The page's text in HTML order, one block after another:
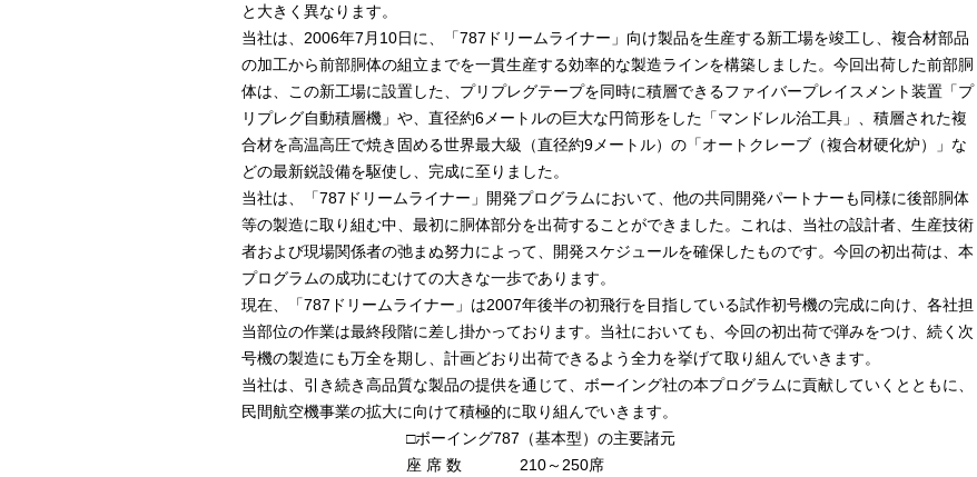
と大きく異なります。
当社は、2006年7月10日に、「787ドリームライナー」向け製品を生産する新工場を竣工し、複合材部品
の加工から前部胴体の組立までを一貫生産する効率的な製造ラインを構築しました。今回出荷した前部胴
体は、この新工場に設置した、プリプレグテープを同時に積層できるファイバープレイスメント装置「プ
リプレグ自動積層機」や、直径約6メートルの巨大な円筒形をした「マンドレル治工具」、積層された複
合材を高温高圧で焼き固める世界最大級（直径約9メートル）の「オートクレーブ（複合材硬化炉）」な
どの最新鋭設備を駆使し、完成に至りました。
当社は、「787ドリームライナー」開発プログラムにおいて、他の共同開発パートナーも同様に後部胴体
等の製造に取り組む中、最初に胴体部分を出荷することができました。これは、当社の設計者、生産技術
者および現場関係者の弛まぬ努力によって、開発スケジュールを確保したものです。今回の初出荷は、本
プログラムの成功にむけての大きな一歩であります。
現在、「787ドリームライナー」は2007年後半の初飛行を目指している試作初号機の完成に向け、各社担
当部位の作業は最終段階に差し掛かっております。当社においても、今回の初出荷で弾みをつけ、続く次
号機の製造にも万全を期し、計画どおり出荷できるよう全力を挙げて取り組んでいきます。
当社は、引き続き高品質な製品の提供を通じて、ボーイング社の本プログラムに貢献していくとともに、
民間航空機事業の拡大に向けて積極的に取り組んでいきます。
□ボーイング787（基本型）の主要諸元
座 席 数
210～250席